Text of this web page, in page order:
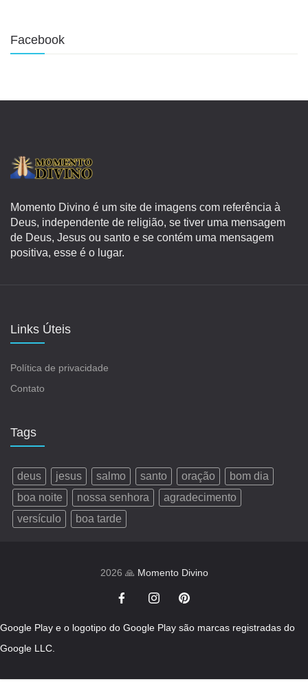
Facebook
Momento Divino é um site de imagens com referência à
Deus, independente de religião, se tiver uma mensagem
de Deus, Jesus ou santo e se contém uma mensagem
positiva, esse é o lugar.
Links Úteis
Política de privacidade
Contato
Tags
deus jesus salmo santo oração
bom dia
boa noite
nossa senhora
agradecimento
versículo
boa tarde
2026 🙏 Momento Divino
Google Play e o logotipo do Google Play são marcas registradas do
Google LLC.